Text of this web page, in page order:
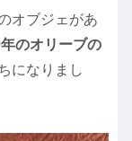
オブジェがあ
のオリーブの
になりまし